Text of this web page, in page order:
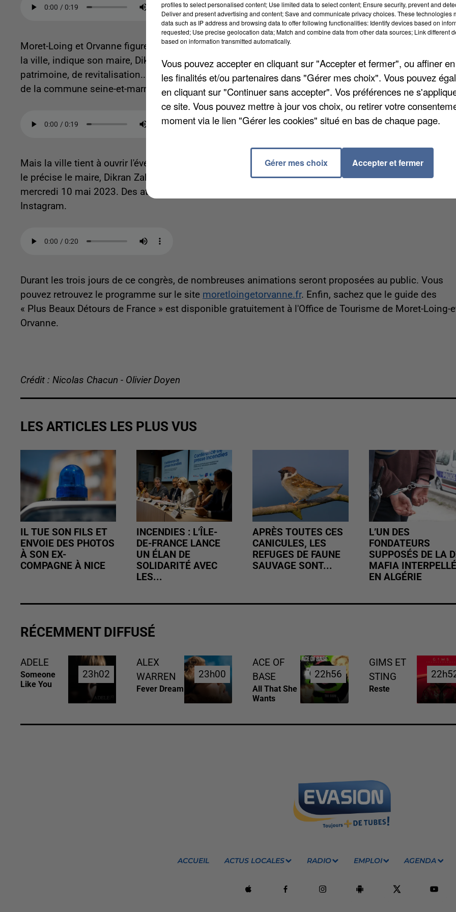
Moret-Loing et Orvanne figure donc parmi les villes fondatrices du label. Il a d'ailleurs déjà
la ville, indique son maire, Dikran Zakeossian. Cela passe par de nombreux outils d'urbanisme, de
patrimoine, de revitalisation... Autant de coups de pouce autour desquels s'articule le développement
de la commune seine-et-marnaise.
Mais la ville tient à ouvrir l'événement à ses habitants en les associant à plusieurs temps forts,
le précise le maire, Dikran Zakeossian. Un spectacle aura le Loing pour thème, vous pourrez l'admirer
mercredi 10 mai 2023. Des ateliers de travail sont aussi programmés, tout comme un concours
Instagram.
Durant les trois jours de ce congrès, de nombreuses animations seront proposées au public. Vous
pouvez retrouvez le programme sur le site moretloingetorvanne.fr. Enfin, sachez que le guide des
« Plus Beaux Détours de France » est disponible gratuitement à l'Office de Tourisme de Moret-Loing-
Orvanne.
Crédit : Nicolas Chacun - Olivier Doyen
LES ARTICLES LES PLUS VUS
IL TUE SON FILS ET
ENVOIE DES PHOTOS
À SON EX-
COMPAGNE À NICE
INCENDIES : L’ÎLE-
DE-FRANCE LANCE
UN ÉLAN DE
SOLIDARITÉ AVEC
LES...
APRÈS TOUTES CES
CANICULES, LES
REFUGES DE FAUNE
SAUVAGE SONT...
L’UN DES
FONDATEURS
SUPPOSÉS DE LA
MAFIA INTERPELLÉ
EN ALGÉRIE
RÉCEMMENT DIFFUSÉ
ADELE
Someone
Like You
23h02
23h02
ALEX
WARREN
Fever Dream
23h00
23h00
ACE OF
BASE
All That She
Wants
22h56
22h56
GIMS ET
STING
Reste
ACCUEIL ACTUS LOCALES RADIO EMPLOI AGENDA
profiles to select personalised content; Use limited data to select content; Ensure security, prevent and
Deliver and present advertising and content; Save and communicate privacy choices. These technologies
data such as IP address and browsing data to offer following functionalities: Identify devices based on
requested; Use precise geolocation data; Match and combine data from other data sources; Link different
based on information transmitted automatically.
Vous pouvez accepter en cliquant sur "Accepter et fermer", ou affiner
les finalités et/ou partenaires dans "Gérer mes choix". Vous pouvez
en cliquant sur "Continuer sans accepter". Vos préférences ne
ce site. Vous pouvez mettre à jour vos choix, ou retirer votre
moment via le lien "Gérer les cookies" situé en bas de chaque page.
Gérer mes choix Accepter et fermer